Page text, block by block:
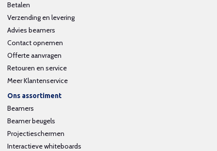
Betalen
Verzending en levering
Advies beamers
Contact opnemen
Offerte aanvragen
Retouren en service
Meer Klantenservice
Ons assortiment
Beamers
Beamer beugels
Projectieschermen
Interactieve whiteboards